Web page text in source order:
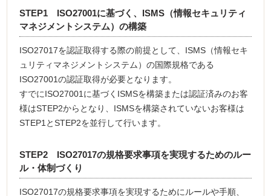
STEP1 ISO27001に基づく、ISMS（情報セキュリティ
マネジメントシステム）の構築
ISO27017を認証取得する際の前提として、ISMS（情報セキ
ュリティマネジメントシステム）の国際規格である
ISO27001の認証取得が必要となります。
すでにISO27001に基づくISMSを構築または認証済みのお客
様はSTEP2からとなり、ISMSを構築されていないお客様は
STEP1とSTEP2を並行して行います。
STEP2 ISO27017の規格要求事項を実現するためのルー
ル・体制づくり
ISO27017の規格要求事項を実現するためにルールや手順、